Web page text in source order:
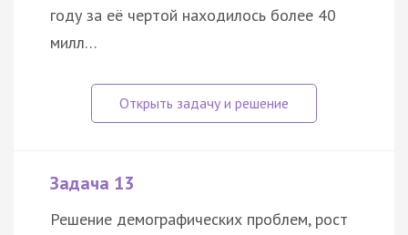
году за её чертой находилось более 40
милл…
Задача 13
Решение демографических проблем, рост